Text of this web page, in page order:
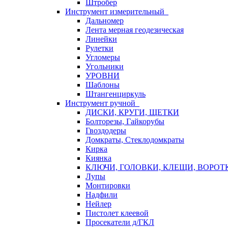
Штробер
Инструмент измерительный
Дальномер
Лента мерная геодезическая
Линейки
Рулетки
Угломеры
Угольники
УРОВНИ
Шаблоны
Штангенциркуль
Инструмент ручной
ДИСКИ, КРУГИ, ЩЕТКИ
Болторезы, Гайкорубы
Гвоздодеры
Домкраты, Стеклодомкраты
Кирка
Киянка
КЛЮЧИ, ГОЛОВКИ, КЛЕЩИ,
Лупы
Монтировки
Надфили
Нейлер
Пистолет клеевой
Просекатели д/ГКЛ